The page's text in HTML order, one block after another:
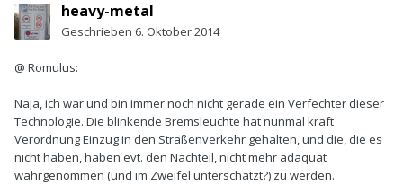
heavy-metal
Geschrieben 6. Oktober 2014
@ Romulus:
Naja, ich war und bin immer noch nicht gerade ein Verfechter dieser
Technologie. Die blinkende Bremsleuchte hat nunmal kraft
Verordnung Einzug in den Straßenverkehr gehalten, und die, die es
nicht haben, haben evt. den Nachteil, nicht mehr adäquat
wahrgenommen (und im Zweifel unterschätzt?) zu werden.